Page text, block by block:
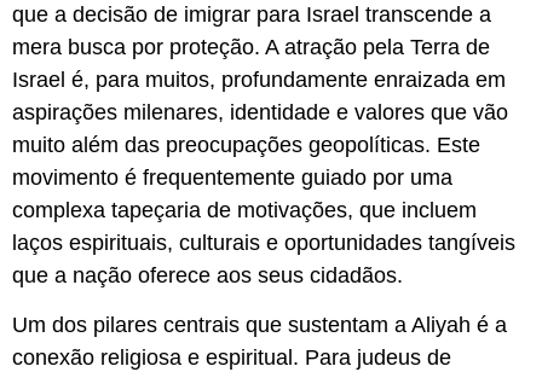
que a decisão de imigrar para Israel transcende a
mera busca por proteção. A atração pela Terra de
Israel é, para muitos, profundamente enraizada em
aspirações milenares, identidade e valores que vão
muito além das preocupações geopolíticas. Este
movimento é frequentemente guiado por uma
complexa tapeçaria de motivações, que incluem
laços espirituais, culturais e oportunidades tangíveis
que a nação oferece aos seus cidadãos.
Um dos pilares centrais que sustentam a Aliyah é a
conexão religiosa e espiritual. Para judeus de